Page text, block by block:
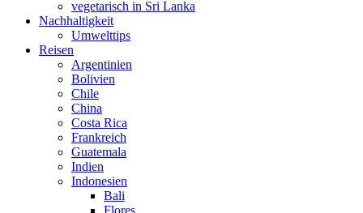
vegetarisch in Sri Lanka
Nachhaltigkeit
Umwelttips
Reisen
Argentinien
Bolivien
Chile
China
Costa Rica
Frankreich
Guatemala
Indien
Indonesien
Bali
Flores